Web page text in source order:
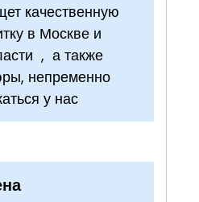
качественную
в Москве и
, а также
непременно
у нас